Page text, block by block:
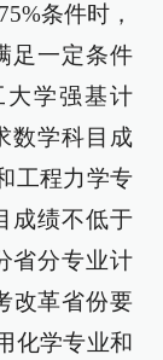
条件时，
足一定条件
学强基计
数学科目成
工程力学专
成绩不低于
省分专业计
改革省份要
化学专业和